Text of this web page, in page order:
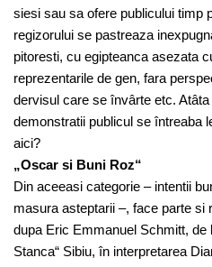
siesi sau sa ofere publicului timp
regizorului se pastreaza
pitoresti, cu egipteanca asezata
reprezentarile de gen, fara
dervisul care se învârte etc.
demonstratii publicul se întreaba
aici?
„Oscar si Buni Roz“
Din aceeasi categorie – intentii
masura asteptarii –, face parte si
dupa Eric Emmanuel Schmitt, de
Stanca“ Sibiu, în interpretarea